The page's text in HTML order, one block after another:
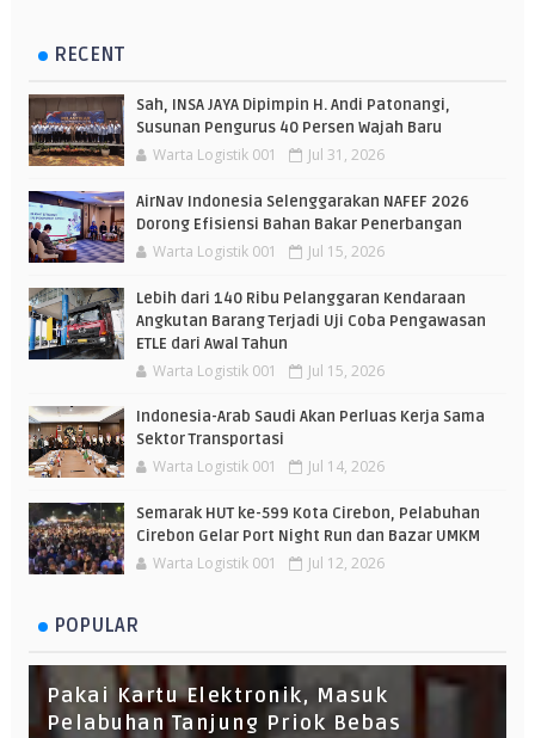
RECENT
Sah, INSA JAYA Dipimpin H. Andi Patonangi,
Susunan Pengurus 40 Persen Wajah Baru
Warta Logistik 001 Jul 31, 2026
AirNav Indonesia Selenggarakan NAFEF 2026
Dorong Efisiensi Bahan Bakar Penerbangan
Warta Logistik 001 Jul 15, 2026
Lebih dari 140 Ribu Pelanggaran Kendaraan
Angkutan Barang Terjadi Uji Coba Pengawasan
ETLE dari Awal Tahun
Warta Logistik 001 Jul 15, 2026
Indonesia-Arab Saudi Akan Perluas Kerja Sama
Sektor Transportasi
Warta Logistik 001 Jul 14, 2026
Semarak HUT ke-599 Kota Cirebon, Pelabuhan
Cirebon Gelar Port Night Run dan Bazar UMKM
Warta Logistik 001 Jul 12, 2026
POPULAR
Pakai Kartu Elektronik, Masuk
Pelabuhan Tanjung Priok Bebas